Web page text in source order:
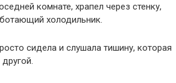
комнате, храпел через стенку,
холодильник.
сидела и слушала тишину, которая